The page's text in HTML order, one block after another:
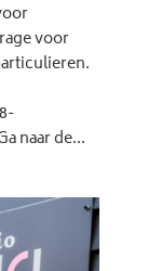
voor
naar de...